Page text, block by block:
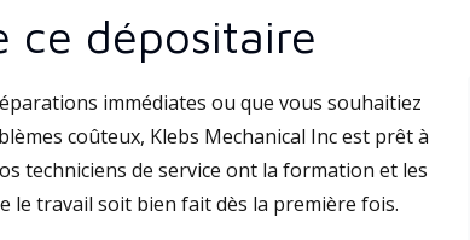
ce dépositaire
immédiates ou que vous souhaitiez
coûteux, Klebs Mechanical Inc est prêt à
techniciens de service ont la formation et les
le travail soit bien fait dès la première fois.